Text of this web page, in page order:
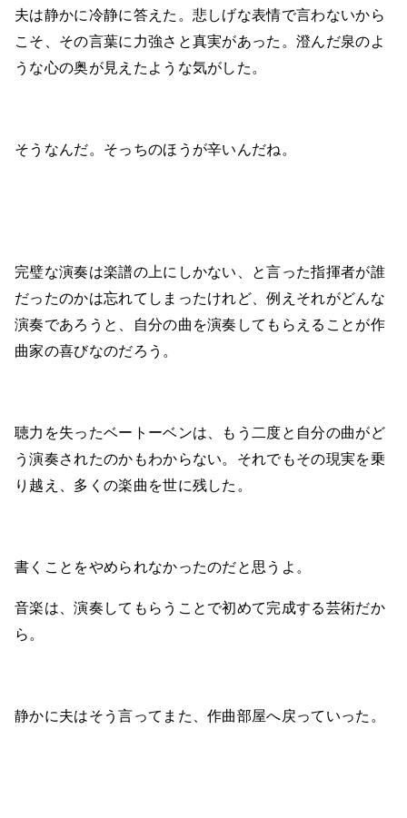
夫は静かに冷静に答えた。悲しげな表情で言わないから
こそ、その言葉に力強さと真実があった。澄んだ泉のよ
うな心の奥が見えたような気がした。
そうなんだ。そっちのほうが辛いんだね。
完璧な演奏は楽譜の上にしかない、と言った指揮者が誰
だったのかは忘れてしまったけれど、例えそれがどんな
演奏であろうと、自分の曲を演奏してもらえることが作
曲家の喜びなのだろう。
聴力を失ったベートーベンは、もう二度と自分の曲がど
う演奏されたのかもわからない。それでもその現実を乗
り越え、多くの楽曲を世に残した。
書くことをやめられなかったのだと思うよ。
音楽は、演奏してもらうことで初めて完成する芸術だか
ら。
静かに夫はそう言ってまた、作曲部屋へ戻っていった。